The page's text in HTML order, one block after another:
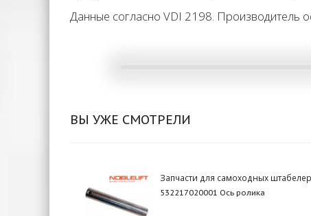
Данные согласно VDI 2198. Производитель
ВЫ УЖЕ СМОТРЕЛИ
Запчасти для самоходных
532217020001 Ось ролика